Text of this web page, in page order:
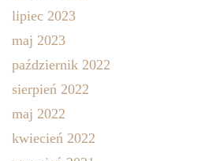
lipiec 2023
maj 2023
październik 2022
sierpień 2022
maj 2022
kwiecień 2022